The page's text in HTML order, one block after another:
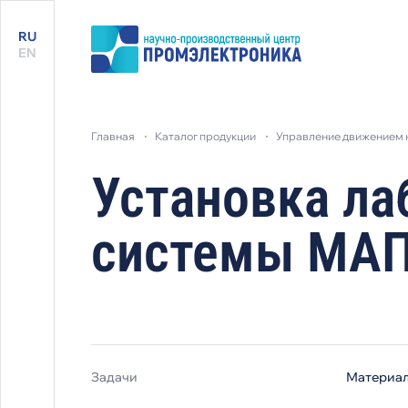
RU
EN
главная каталог продукции управление
Установка
системы
Задачи